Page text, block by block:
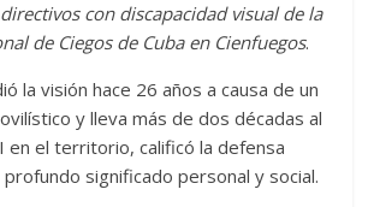
con discapacidad visual de la
de Ciegos de Cuba en Cienfuegos.
la visión hace 26 años a causa de un
y lleva más de dos décadas al
en el territorio, calificó la defensa
significado personal y social.